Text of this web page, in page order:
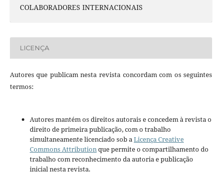
COLABORADORES INTERNACIONAIS
LICENÇA
Autores que publicam nesta revista concordam com os seguintes
termos:
Autores mantém os direitos autorais e concedem à revista o
direito de primeira publicação, com o trabalho
simultaneamente licenciado sob aLicença Creative
Commons Attributionque permite o compartilhamento do
trabalho com reconhecimento da autoria e publicação
inicial nesta revista.